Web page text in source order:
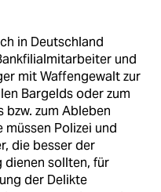
in Deutschland
und
mit Waffengewalt zur
Bargelds oder zum
bzw. zum Ableben
Polizei und
die besser der
sollten, für
der Delikte